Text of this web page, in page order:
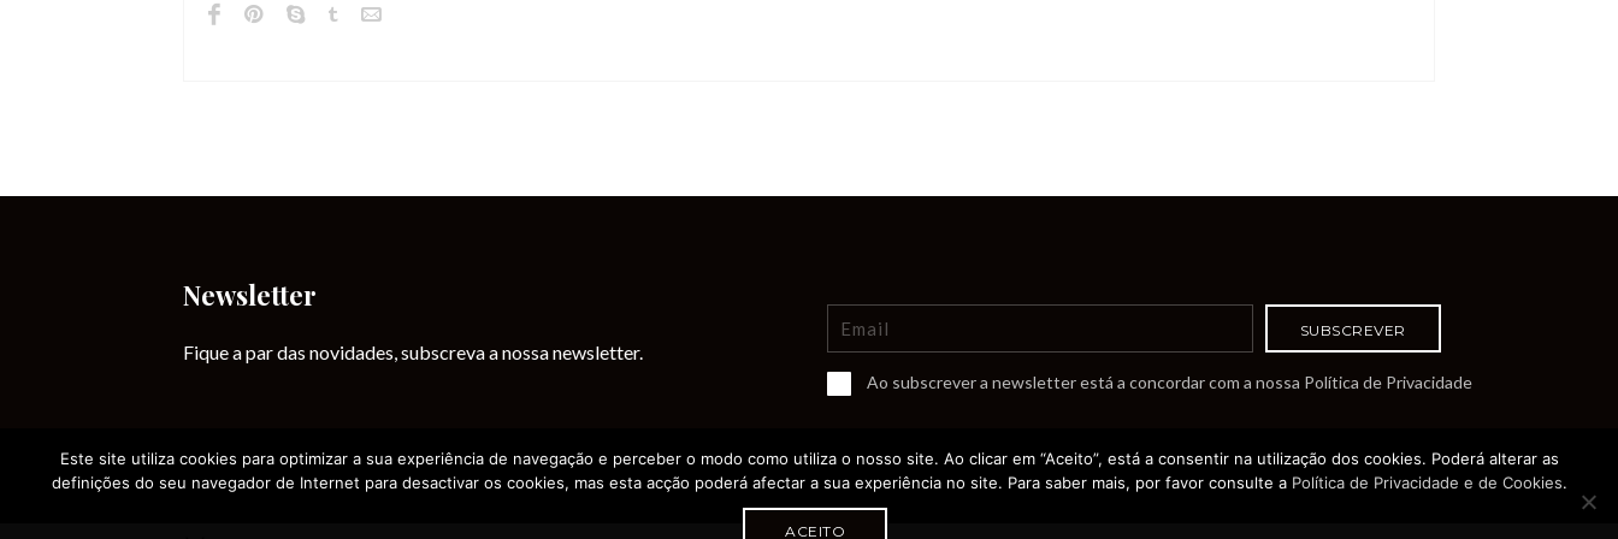
Newsletter
Fique a par das novidades, subscreva a nossa newsletter.
Ao subscrever a newsletter está a concordar com a nossa Política de Privacidade
Este site utiliza cookies para optimizar a sua experiência de navegação e perceber o modo como utiliza o nosso site. Ao clicar em “Aceito”, está a consentir na utilização dos cookies. Poderá alterar as
definições do seu navegador de Internet para desactivar os cookies, mas esta acção poderá afectar a sua experiência no site. Para saber mais, por favor consulte a Política de Privacidade e de Cookies.
ACEITO